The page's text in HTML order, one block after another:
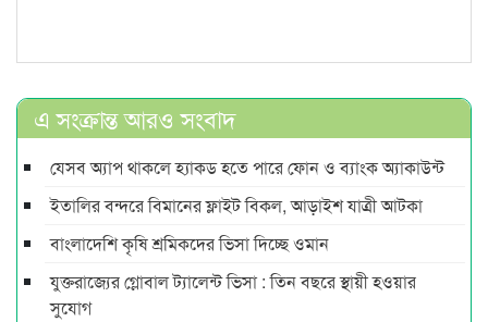
এ সংক্রান্ত আরও সংবাদ
যেসব অ্যাপ থাকলে হ্যাকড হতে পারে ফোন ও ব্যাংক অ্যাকাউন্ট
ইতালির বন্দরে বিমানের ফ্লাইট বিকল, আড়াইশ যাত্রী আটকা
বাংলাদেশি কৃষি শ্রমিকদের ভিসা দিচ্ছে ওমান
যুক্তরাজ্যের গ্লোবাল ট্যালেন্ট ভিসা : তিন বছরে স্থায়ী হওয়ার
সুযোগ